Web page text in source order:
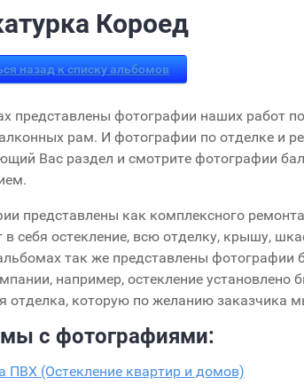
Короед
назад к списку альбомов
представлены фотографии наших работ
рам. И фотографии по отделке и
Вас раздел и смотрите фотографии
представлены как комплексного
в себя остекление, всю отделку, крышу,
так же представлены фотографии
например, остекление установлено
отделка, которую по желанию заказчика
с фотографиями:
ПВХ (Остекление квартир и домов)